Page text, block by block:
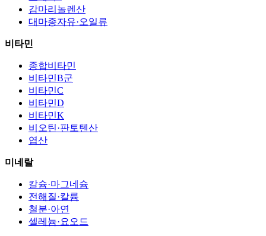
감마리놀렌산
대마종자유·오일류
비타민
종합비타민
비타민B군
비타민C
비타민D
비타민K
비오틴·판토텐산
엽산
미네랄
칼슘·마그네슘
전해질·칼륨
철분·아연
셀레늄·요오드